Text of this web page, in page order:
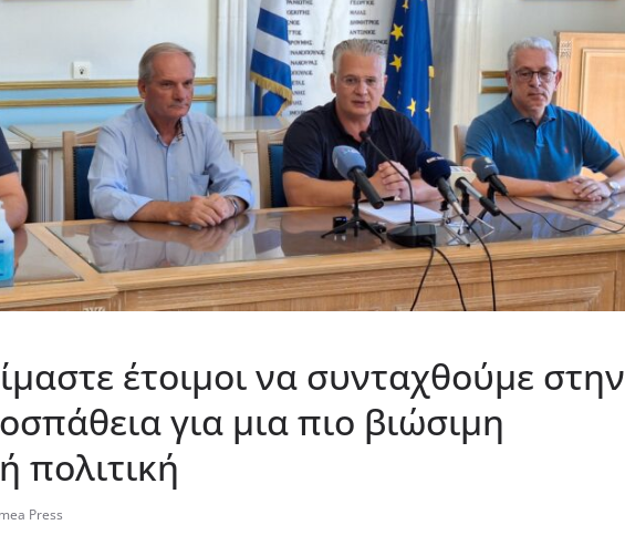
έτοιμοι να συνταχθούμε στην
για μια πιο βιώσιμη
πολιτική
Press